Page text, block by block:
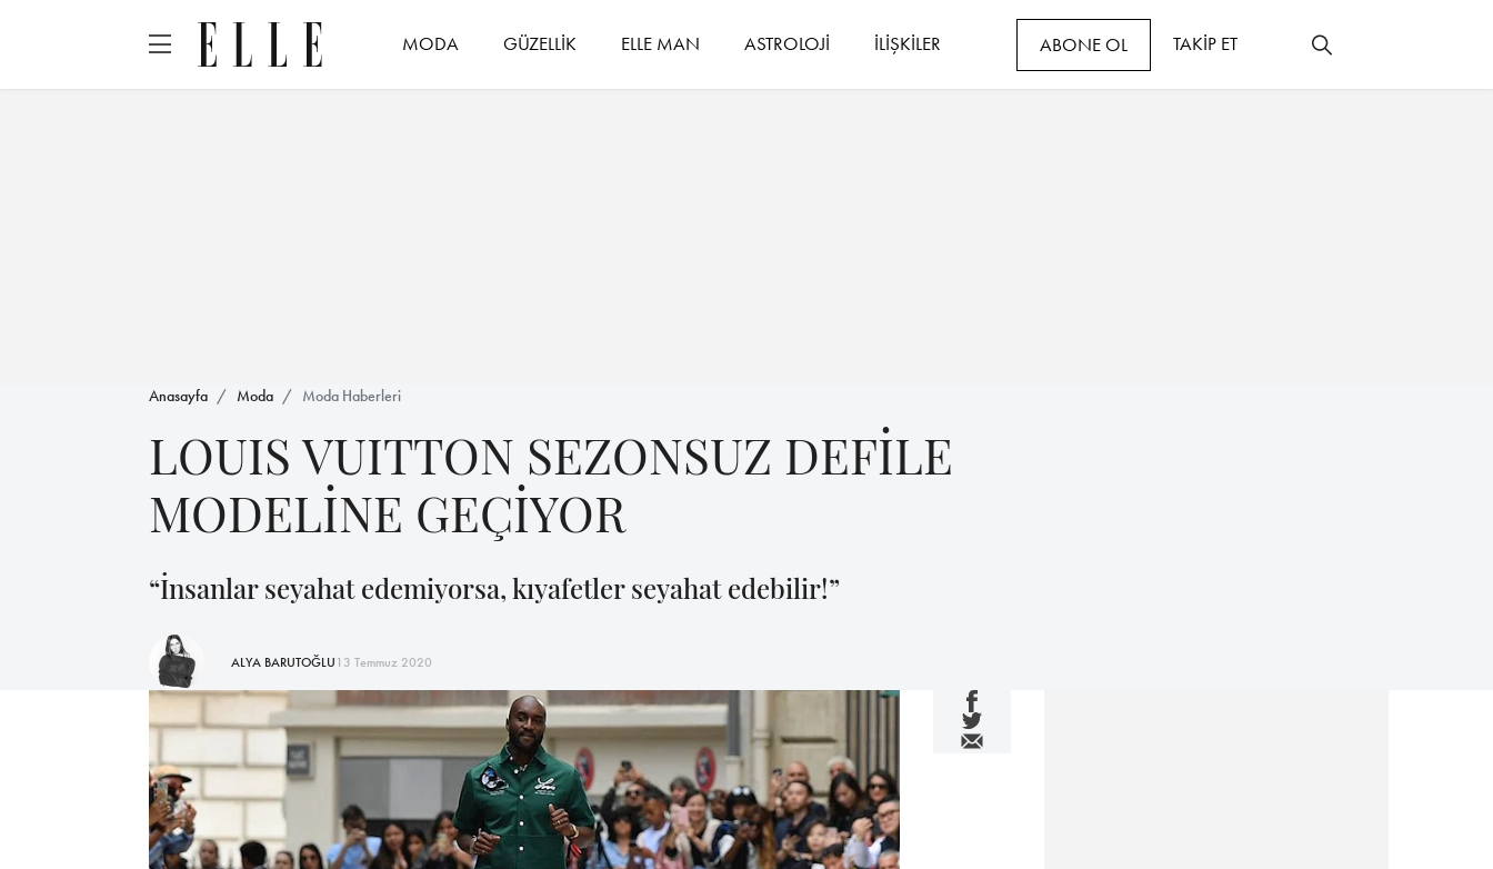
MODA GÜZELLİK ELLE MAN ASTROLOJİ İLİŞKİLER ABONE OL TAKİP ET
Anasayfa Moda Moda Haberleri
LOUIS VUITTON SEZONSUZ DEFİLE
MODELİNE GEÇİYOR
“İnsanlar seyahat edemiyorsa, kıyafetler seyahat edebilir!”
ALYA BARUTOĞLU13 Temmuz 2020